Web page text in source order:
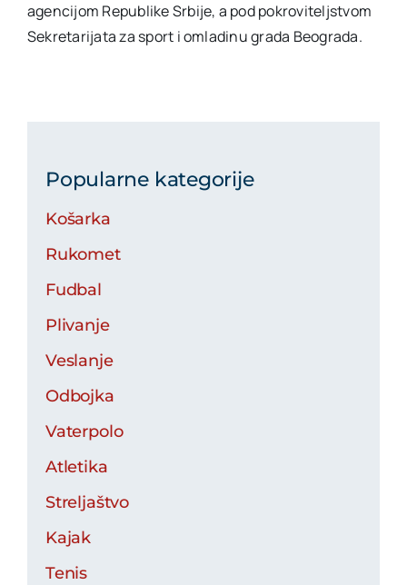
agencijom Republike Srbije, a pod pokroviteljstvom
Sekretarijata za sport i omladinu grada Beograda.
Popularne kategorije
Košarka
Rukomet
Fudbal
Plivanje
Veslanje
Odbojka
Vaterpolo
Atletika
Streljaštvo
Kajak
Tenis